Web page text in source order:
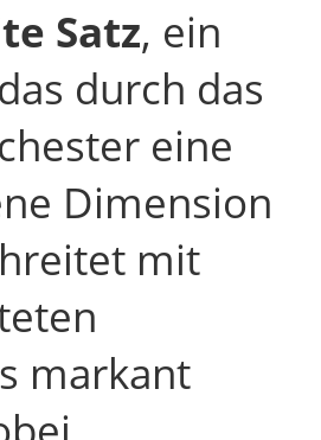
Satz, ein
durch das
eine
Dimension
mit
markant